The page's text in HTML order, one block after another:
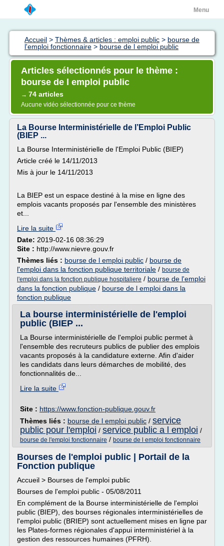
Menu
Accueil > Thèmes & articles : emploi public > bourse de
l'emploi fonctionnaire > bourse de l emploi public
Articles sélectionnés pour le thème :
bourse de l emploi public
→ 74 articles
Aucune vidéo sélectionnée pour ce thème
La Bourse Interministérielle de l’Emploi Public
(BIEP ...
La Bourse Interministérielle de l'Emploi Public (BIEP)
Article créé le 14/11/2013
Mis à jour le 14/11/2013
La BIEP est un espace destiné à la mise en ligne des
emplois vacants proposés par l'ensemble des ministères
et...
Lire la suite
Date: 2019-02-16 08:36:29
Site : http://www.nievre.gouv.fr
Thèmes liés : bourse de l emploi public / bourse de
l'emploi dans la fonction publique territoriale / bourse de
l'emploi dans la fonction publique hospitaliere / bourse de l'emploi
dans la fonction publique / bourse de l emploi dans la
fonction publique
La bourse interministérielle de l'emploi
public (BIEP ...
La Bourse interministérielle de l'emploi public permet à
l'ensemble des recruteurs publics de publier des emplois
vacants proposés à la candidature externe. Afin d'aider
les candidats dans leurs démarches de mobilité, des
fonctionnalités de...
Lire la suite
Site : https://www.fonction-publique.gouv.fr
Thèmes liés : bourse de l emploi public / service
public pour l'emploi / service public a l emploi /
bourse de l'emploi fonctionnaire / bourse de l emploi fonctionnaire
Bourses de l'emploi public | Portail de la
Fonction publique
Accueil > Bourses de l'emploi public
Bourses de l'emploi public - 05/08/2011
En complément de la Bourse interministérielle de l'emploi
public (BIEP), des bourses régionales interministérielles de
l'emploi public (BRIEP) sont actuellement mises en ligne par
les Plates-formes régionales d'appui interministériel à la
gestion des ressources humaines (PFRH).